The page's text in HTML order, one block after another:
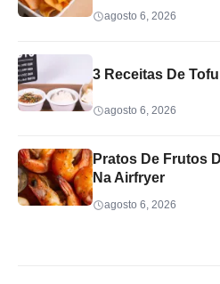
agosto 6, 2026
3 Receitas De
agosto 6, 2026
Pratos De Frutos
Na Airfryer
agosto 6, 2026